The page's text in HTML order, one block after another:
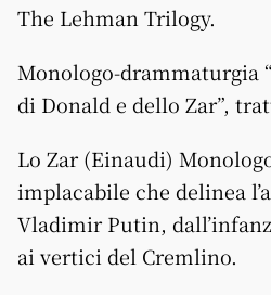
The Lehman Trilogy.
Monologo-drammaturgia
di Donald e dello Zar”,
Lo Zar (Einaudi)
implacabile che delinea
Vladimir Putin,
ai vertici del Cremlino.